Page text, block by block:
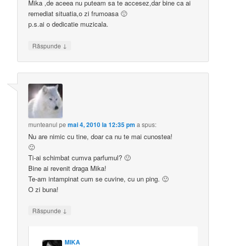
Mika ,de aceea nu puteam sa te accesez,dar bine ca ai
remediat situatia,o zi frumoasa 🙂
p.s.ai o dedicatie muzicala.
Răspunde ↓
munteanul pemai 4, 2010 la 12:35 pm a spus:
Nu are nimic cu tine, doar ca nu te mai cunostea!
🙂
Ti-ai schimbat cumva parfumul? 🙂
Bine ai revenit draga Mika!
Te-am intampinat cum se cuvine, cu un ping. 🙂
O zi buna!
Răspunde ↓
MIKA